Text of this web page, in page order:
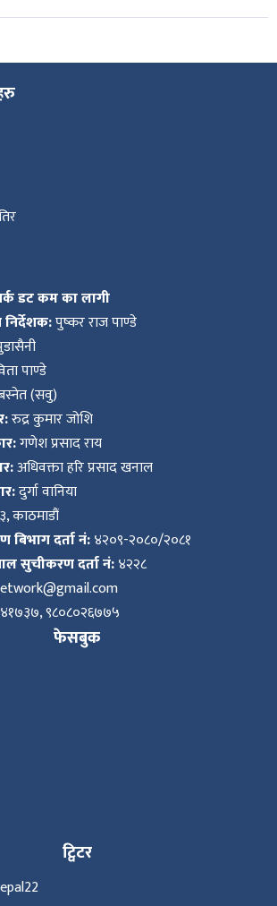
डट कम का लागी
निर्देशक:पुष्कर राज पाण्डे
पाण्डे
बस्नेत (सवु)
रुद्र कुमार जोशि
गणेश प्रसाद राय
अधिवक्ता हरि प्रसाद खनाल
दुर्गा वानिया
काठमाडौं
बिभाग दर्ता नं:४२०९-२०८०/२०८१
सुचीकरण दर्ता नं:४२२८
९८०८०२६७७५
फेसबुक
ट्विटर